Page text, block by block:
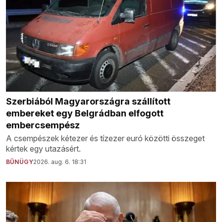
Szerbiából Magyarországra szállított
embereket egy Belgrádban elfogott
embercsempész
A csempészek kétezer és tízezer euró közötti összeget
kértek egy utazásért.
BŰNÜGY2026. aug. 6. 18:31